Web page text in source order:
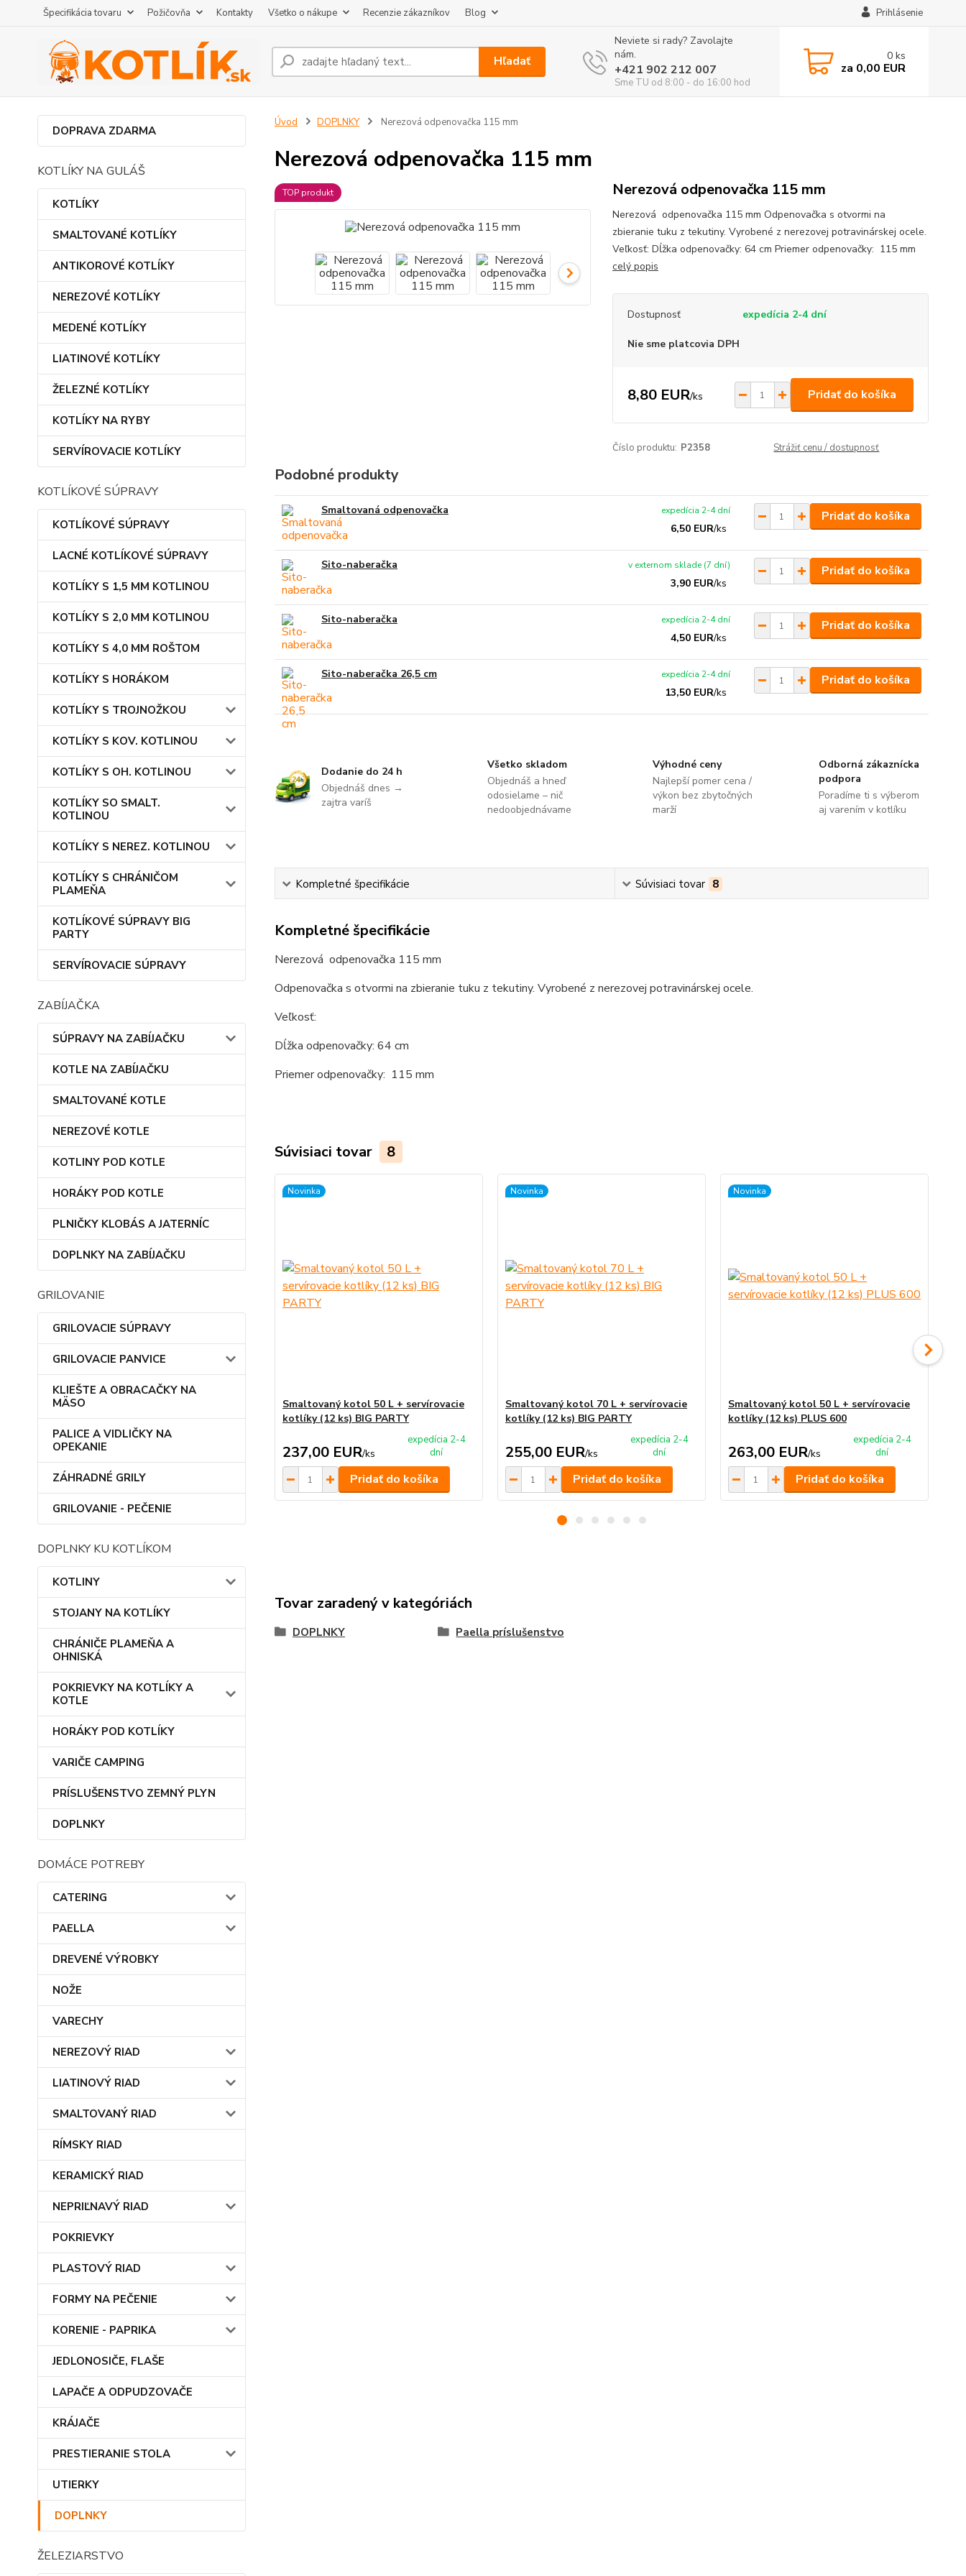
Špecifikácia tovaru Požičovňa Kontakty Všetko o nákupe Recenzie zákazníkov Blog Prihlásenie
Hľadať
Neviete si rady? Zavolajte
nám.
+421 902 212 007
Sme TU od 8:00 - do 16:00 hod
0 ks
za 0,00 EUR
DOPRAVA ZDARMA
KOTLÍKY NA GULÁŠ
KOTLÍKY
SMALTOVANÉ KOTLÍKY
ANTIKOROVÉ KOTLÍKY
NEREZOVÉ KOTLÍKY
MEDENÉ KOTLÍKY
LIATINOVÉ KOTLÍKY
ŽELEZNÉ KOTLÍKY
KOTLÍKY NA RYBY
SERVÍROVACIE KOTLÍKY
KOTLÍKOVÉ SÚPRAVY
KOTLÍKOVÉ SÚPRAVY
LACNÉ KOTLÍKOVÉ SÚPRAVY
KOTLÍKY S 1,5 MM KOTLINOU
KOTLÍKY S 2,0 MM KOTLINOU
KOTLÍKY S 4,0 MM ROŠTOM
KOTLÍKY S HORÁKOM
KOTLÍKY S TROJNOŽKOU
KOTLÍKY S KOV. KOTLINOU
KOTLÍKY S OH. KOTLINOU
KOTLÍKY SO SMALT.
KOTLINOU
KOTLÍKY S NEREZ. KOTLINOU
KOTLÍKY S CHRÁNIČOM
PLAMEŇA
KOTLÍKOVÉ SÚPRAVY BIG
PARTY
SERVÍROVACIE SÚPRAVY
ZABÍJAČKA
SÚPRAVY NA ZABÍJAČKU
KOTLE NA ZABÍJAČKU
SMALTOVANÉ KOTLE
NEREZOVÉ KOTLE
KOTLINY POD KOTLE
HORÁKY POD KOTLE
PLNIČKY KLOBÁS A JATERNÍC
DOPLNKY NA ZABÍJAČKU
GRILOVANIE
GRILOVACIE SÚPRAVY
GRILOVACIE PANVICE
KLIEŠTE A OBRACAČKY NA
MÄSO
PALICE A VIDLIČKY NA
OPEKANIE
ZÁHRADNÉ GRILY
GRILOVANIE - PEČENIE
DOPLNKY KU KOTLÍKOM
KOTLINY
STOJANY NA KOTLÍKY
CHRÁNIČE PLAMEŇA A
OHNISKÁ
POKRIEVKY NA KOTLÍKY A
KOTLE
HORÁKY POD KOTLÍKY
VARIČE CAMPING
PRÍSLUŠENSTVO ZEMNÝ PLYN
DOPLNKY
DOMÁCE POTREBY
CATERING
PAELLA
DREVENÉ VÝROBKY
NOŽE
VARECHY
NEREZOVÝ RIAD
LIATINOVÝ RIAD
SMALTOVANÝ RIAD
RÍMSKY RIAD
KERAMICKÝ RIAD
NEPRIĽNAVÝ RIAD
POKRIEVKY
PLASTOVÝ RIAD
FORMY NA PEČENIE
KORENIE - PAPRIKA
JEDLONOSIČE, FLAŠE
LAPAČE A ODPUDZOVAČE
KRÁJAČE
PRESTIERANIE STOLA
UTIERKY
DOPLNKY
ŽELEZIARSTVO
Úvod DOPLNKY Nerezová odpenovačka 115 mm
Nerezová odpenovačka 115 mm
TOP produkt Nerezová odpenovačka 115 mm
Nerezová odpenovačka 115 mm Odpenovačka s otvormi na
zbieranie tuku z tekutiny. Vyrobené z nerezovej potravinárskej ocele.
Veľkosť: Dĺžka odpenovačky: 64 cm Priemer odpenovačky: 115 mm
celý popis
Dostupnosť expedícia 2-4 dní
Nie sme platcovia DPH
8,80 EUR/ks Pridať do košíka
Číslo produktu: P2358 Strážiť cenu / dostupnosť
Podobné produkty
Smaltovaná odpenovačka
6,50 EUR/ks
expedícia 2-4 dní Pridať do košíka
Sito-naberačka
3,90 EUR/ks
v externom sklade (7 dní) Pridať do košíka
Sito-naberačka
4,50 EUR/ks
expedícia 2-4 dní Pridať do košíka
Sito-naberačka 26,5 cm
13,50 EUR/ks
expedícia 2-4 dní Pridať do košíka
Dodanie do 24 h
Objednáš dnes →
zajtra varíš
Všetko skladom
Objednáš a hneď
odosielame – nič
nedoobjednávame
Výhodné ceny
Najlepší pomer cena /
výkon bez zbytočných
marží
Odborná zákaznícka
podpora
Poradíme ti s výberom
aj varením v kotlíku
Kompletné špecifikácie Súvisiaci tovar 8
Kompletné špecifikácie
Nerezová odpenovačka 115 mm
Odpenovačka s otvormi na zbieranie tuku z tekutiny. Vyrobené z nerezovej potravinárskej ocele.
Veľkosť:
Dĺžka odpenovačky: 64 cm
Priemer odpenovačky: 115 mm
Súvisiaci tovar 8
Novinka
Smaltovaný kotol 50 L + servírovacie
kotlíky (12 ks) BIG PARTY
237,00 EUR/ks
expedícia 2-4
dní
Pridať do košíka
Novinka
Smaltovaný kotol 70 L + servírovacie
kotlíky (12 ks) BIG PARTY
255,00 EUR/ks
expedícia 2-4
dní
Pridať do košíka
Novinka
Smaltovaný kotol 50 L + servírovacie
kotlíky (12 ks) PLUS 600
263,00 EUR/ks
expedícia 2-4
dní
Pridať do košíka
Tovar zaradený v kategóriách
DOPLNKY Paella príslušenstvo